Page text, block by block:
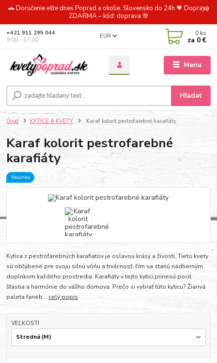
🚗 Doručenie ešte dnes Poprad a okolie. Slovensko do 24h 💗 Doprava
ZDARMA – kód: doprava 🌸
Menu
EUR
Hľadať
+421 911 295 044
9:00 - 17:00
0 ks
za 0 €
Úvod KYTICE A KVETY Karaf kolorit pestrofarebné karafiáty
Karaf kolorit pestrofarebné
karafiáty
Novinka
Kytica z pestrofarebných karafiatov je oslavou krásy a živosti. Tieto kvety
sú obľúbené pre svoju silnú vôňu a trvácnosť, čím sa stanú nádherným
doplnkom každého prostredia. Karafiáty v tejto kytici prinesú pocit
šťastia a harmónie do vášho domova. Prečo si vybrať túto kyticu? Žiarivá
paleta farieb... celý popis
VEĽKOSTI